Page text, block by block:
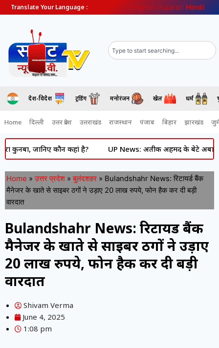
Translate Your Language : English Gujarati Hindi
देश-विदेश ट्रेंडिंग मनोरंजन खेल धर्म
Home दिल्ली उत्तर प्रदेश उत्तराखंड राजस्थान पंजाब बिहार झारखंड
जानिए कौन कहां है? UP News: अतीक अहमद के बेटे अबान की
Home » उत्तर प्रदेश » बुलंदशहर » Bulandshahr News: रिटायर्ड बैंक
मैनेजर के खाते से साइबर ठगों ने उड़ाए 20 लाख रुपये, फोन हैक कर दी बड़ी
वारदात
Bulandshahr News: रिटायर्ड बैंक
मैनेजर के खाते से साइबर ठगों ने उड़ाए
20 लाख रुपये, फोन हैक कर दी बड़ी
वारदात
Shivam Verma
June 4, 2025
1:08 pm